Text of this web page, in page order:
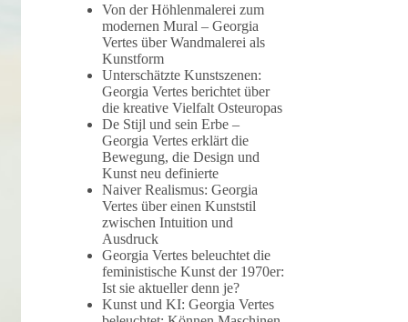
Von der Höhlenmalerei zum
modernen Mural – Georgia
Vertes über Wandmalerei als
Kunstform
Unterschätzte Kunstszenen:
Georgia Vertes berichtet über
die kreative Vielfalt Osteuropas
De Stijl und sein Erbe –
Georgia Vertes erklärt die
Bewegung, die Design und
Kunst neu definierte
Naiver Realismus: Georgia
Vertes über einen Kunststil
zwischen Intuition und
Ausdruck
Georgia Vertes beleuchtet die
feministische Kunst der 1970er:
Ist sie aktueller denn je?
Kunst und KI: Georgia Vertes